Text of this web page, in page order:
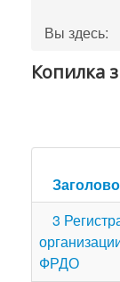
Вы здесь:
Копилка
3
ФРДО